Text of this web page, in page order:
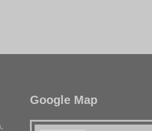
Google Map